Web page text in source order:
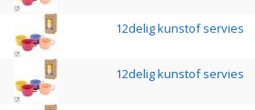
12delig kunstof servies
12delig kunstof servies